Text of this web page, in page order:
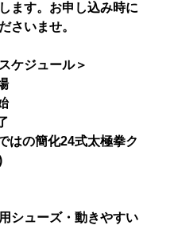
ます。お申し込み時に
さいませ。
ケジュール＞
はの簡化24式太極拳ク
シューズ・動きやすい